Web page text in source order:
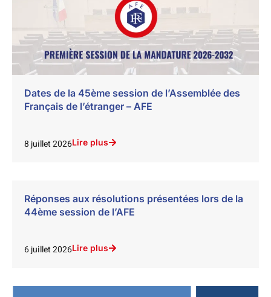
Dates de la 45ème session de l’Assemblée des
Français de l’étranger – AFE
8 juillet 2026Lire plus
Réponses aux résolutions présentées lors de la
44ème session de l’AFE
6 juillet 2026Lire plus